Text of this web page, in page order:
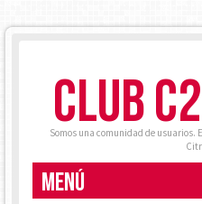
CLUB
Somos una comunidad de usuarios.
MENÚ